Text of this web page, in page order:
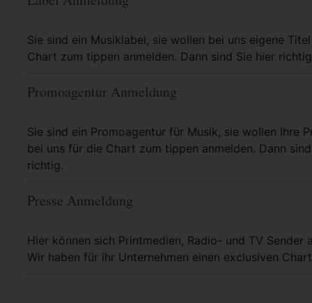
Sie sind ein Musiklabel, sie wollen bei uns eigene
Chart zum tippen anmelden. Dann sind Sie hier
Promoagentur Anmeldung
Sie sind ein Promoagentur für Musik, sie wollen Ihre
bei uns für die Chart zum tippen anmelden. Dann
richtig.
Mehr Info
Presse Anmeldung
Hier können sich Printmedien, Radio- und TV Sender
Wir haben für ihr Unternehmen einen exclusiven
Mehr Info